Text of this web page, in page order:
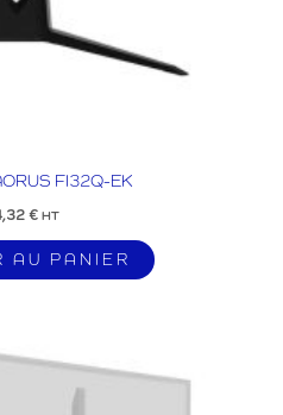
FI32Q-EK
€ HT
AU PANIER